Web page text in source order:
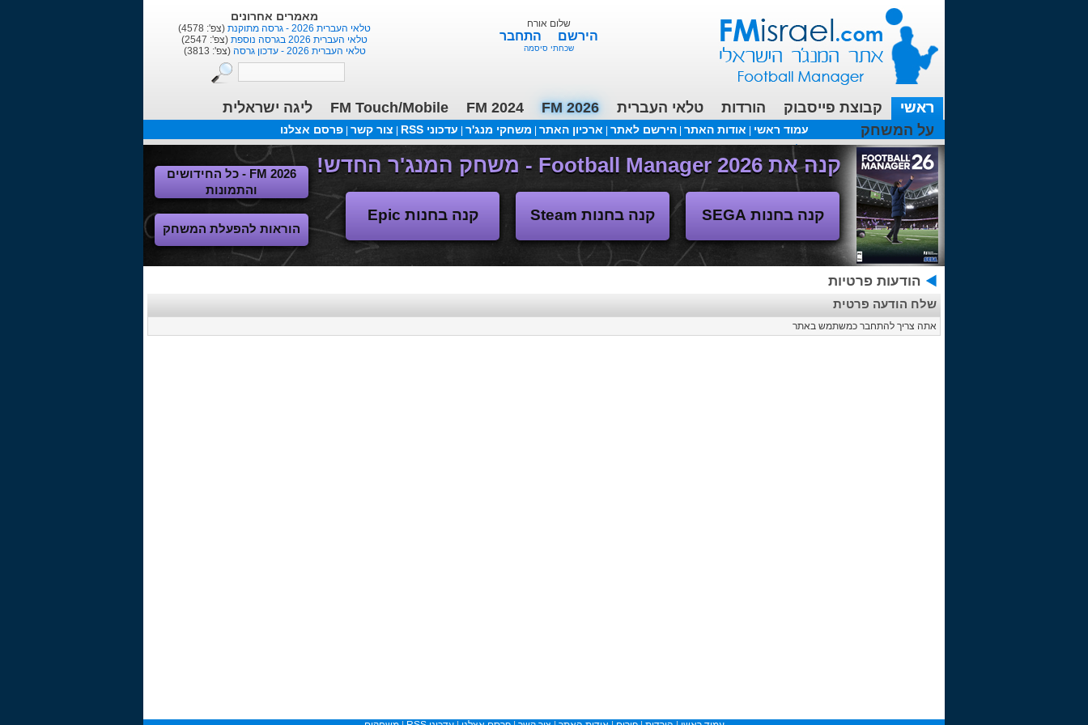
שחקנים אחרונים
Marcinho (צפ': 1686)
Anderson (צפ': 11721)
Dan Einbinder (צפ': 7415)
שלום אורח
הירשם התחבר
שכחתי סיסמה
ראשי קבוצת פייסבוק הורדות טלאי העברית FM 2026
FM 2024
FM Touch/Mobile
ליגה ישראלית
על המשחק
עמוד ראשי אודות האתר |הירשם לאתר ארכיון האתר משחקי מנג'ר עדכוני RSS צור קשר פרסם אצלנו
עכשיו בפורומים:FM19- איך יוצאים לחופשה עם המאמן ?
קנה את Football Manager 2026 - משחק המנג'ר החדש!
קנה בחנות SEGA קנה בחנות Steam קנה בחנות Epic
FM 2026 - כל החידושים
והתמונות
הוראות להפעלת המשחק
הודעות פרטיות
שלח הודעה פרטית
אתה צריך להתחבר כמשתמש באתר